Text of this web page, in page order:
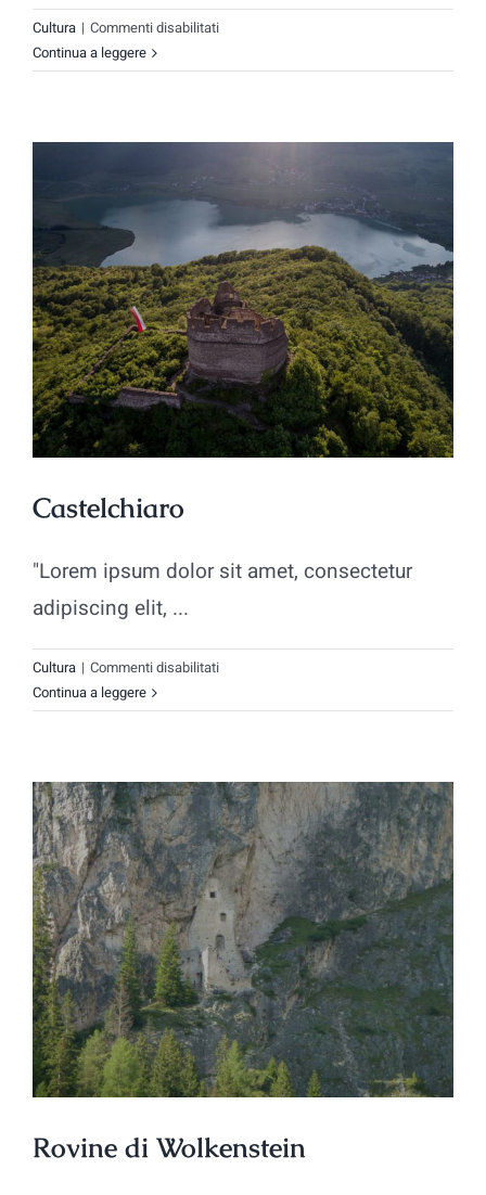
Cultura | Commenti disabilitatisu
Colz
Continua a leggere
Castelchiaro
"Lorem ipsum dolor sit amet, consectetur
adipiscing elit, ...
Cultura | Commenti disabilitatisu
Continua a leggere
Rovine di Wolkenstein